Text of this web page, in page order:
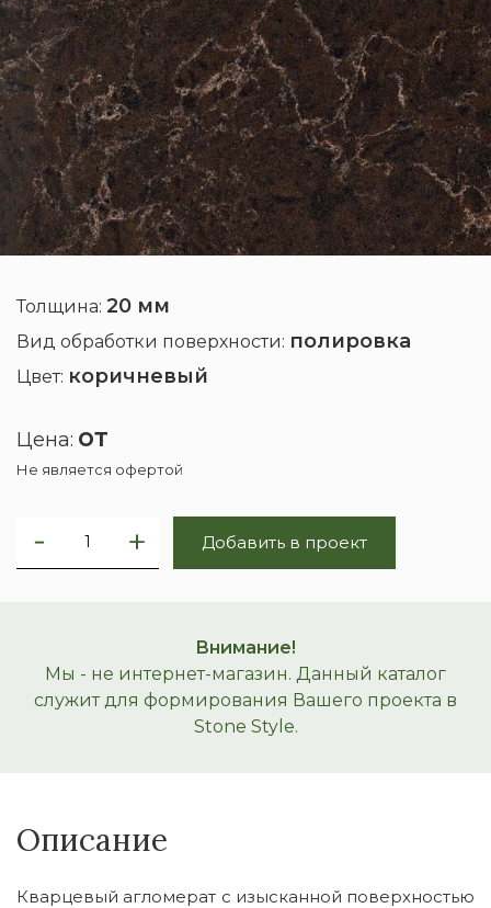
Толщина: 20 мм
Вид обработки поверхности: полировка
Цвет: коричневый
Цена: от
Не является офертой
Добавить в проект
Внимание!
Мы - не интернет-магазин. Данный каталог
служит для формирования Вашего проекта в
Stone Style.
Описание
Кварцевый агломерат с изысканной поверхностью